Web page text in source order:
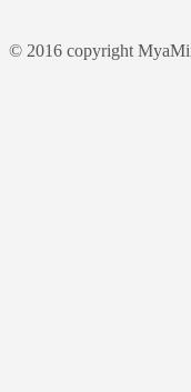
© 2016 copyright